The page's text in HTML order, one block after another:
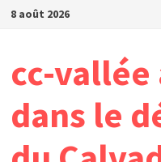
Passer
8 août 2026
cc-vallée
dans le